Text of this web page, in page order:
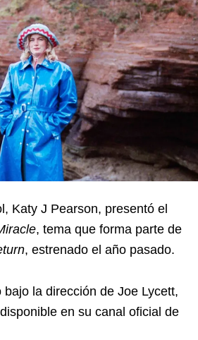
Katy J Pearson, presentó el
, tema que forma parte de
, estrenado el año pasado.
bajo la dirección de Joe Lycett,
en su canal oficial de